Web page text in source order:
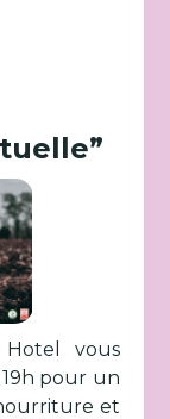
vous
pour un
et